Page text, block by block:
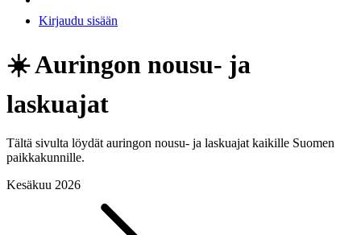
Kirjaudu sisään
☀️ Auringon nousu- ja
laskuajat
Tältä sivulta löydät auringon nousu- ja laskuajat kaikille Suomen
paikkakunnille.
Kesäkuu 2026